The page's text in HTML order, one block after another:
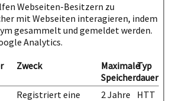
Webseiten-Besitzern zu
mit Webseiten interagieren, indem
gesammelt und gemeldet werden.
Analytics.
Zweck
Maximale
Speicherdauer
Typ
Registriert eine
2 Jahre
HTT